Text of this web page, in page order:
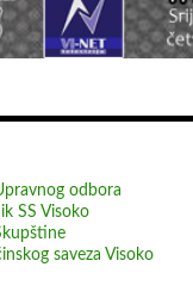
odbora
SS Visoko
saveza Visoko